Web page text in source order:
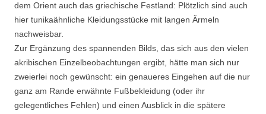
dem Orient auch das griechische Festland: Plötzlich sind auch
hier tunikaähnliche Kleidungsstücke mit langen Ärmeln
nachweisbar.
Zur Ergänzung des spannenden Bilds, das sich aus den vielen
akribischen Einzelbeobachtungen ergibt, hätte man sich nur
zweierlei noch gewünscht: ein genaueres Eingehen auf die nur
ganz am Rande erwähnte Fußbekleidung (oder ihr
gelegentliches Fehlen) und einen Ausblick in die spätere